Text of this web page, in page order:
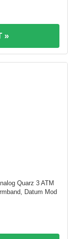
»
Quarz 3 ATM
Datum Mod